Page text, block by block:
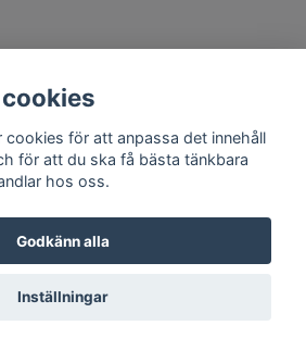
© 2026 Blandat.se
cookies för att anpassa det innehåll
för att du ska få bästa tänkbara
hos oss.
Godkänn alla
Inställningar